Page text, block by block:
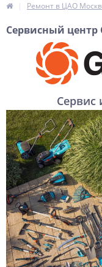
Ремонт в ЦАО
Сервисный центр
Сервис